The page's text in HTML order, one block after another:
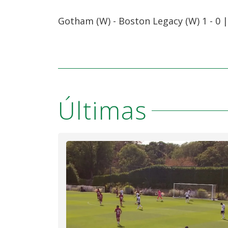
Gotham (W) - Boston Legacy (W) 1 - 0
Últimas